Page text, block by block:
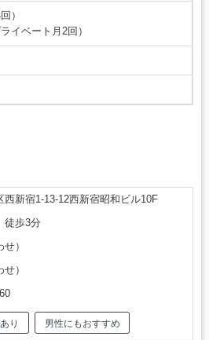
）
イベート月2回）
西新宿1-13-12西新宿昭和ビル10F
歩3分
）
）
り 男性にもおすすめ